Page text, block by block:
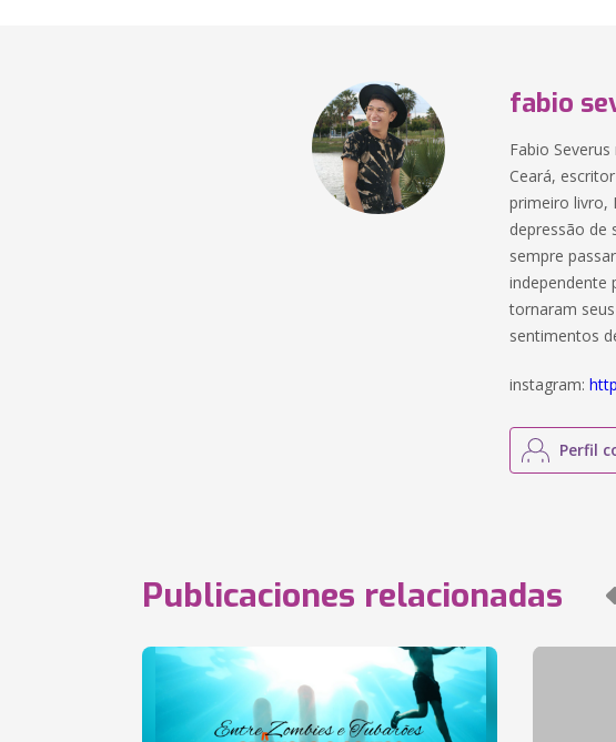
fabio
Fabio
Ceará,
primeiro livro,
depressão de
sempre
independente
tornaram
sentimentos
instagram:
Perfil
Publicaciones relacionadas